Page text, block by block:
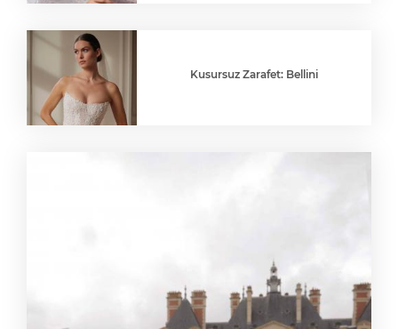
Kusursuz Zarafet: Bellini